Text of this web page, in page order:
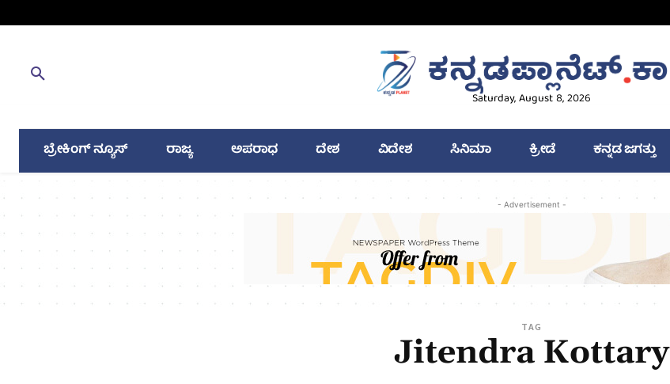
Saturday, August 8, 2026
ಬ್ರೇಕಿಂಗ್ ನ್ಯೂಸ್ ರಾಜ್ಯ ಅಪರಾಧ ದೇಶ ವಿದೇಶ ಸಿನಿಮಾ ಕ್ರೀಡೆ ಕನ್ನಡ ಜಗತ್ತು
- Advertisement -
TAG
Jitendra Kottary